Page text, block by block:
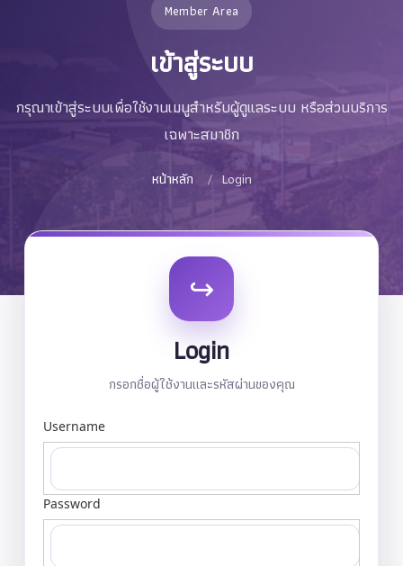
Member Area
เข้าสู่ระบบ
กรุณาเข้าสู่ระบบเพื่อใช้งานเมนูสำหรับผู้ดูแลระบบ หรือส่วนบริการ
เฉพาะสมาชิก
หน้าหลัก Login
↪
Login
กรอกชื่อผู้ใช้งานและรหัสผ่านของคุณ
Username
Password